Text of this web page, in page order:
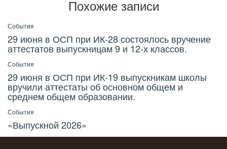
Похожие записи
События
29 июня в ОСП при ИК-28 состоялось вручение
аттестатов выпускницам 9 и 12-х классов.
События
29 июня в ОСП при ИК-19 выпускникам школы
вручили аттестаты об основном общем и
среднем общем образовании.
События
«Выпускной 2026»